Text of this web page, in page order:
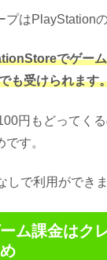
プはPlayStation
でゲー
も受けられます
円もどってく
す。
しで利用ができま
ム課金はク